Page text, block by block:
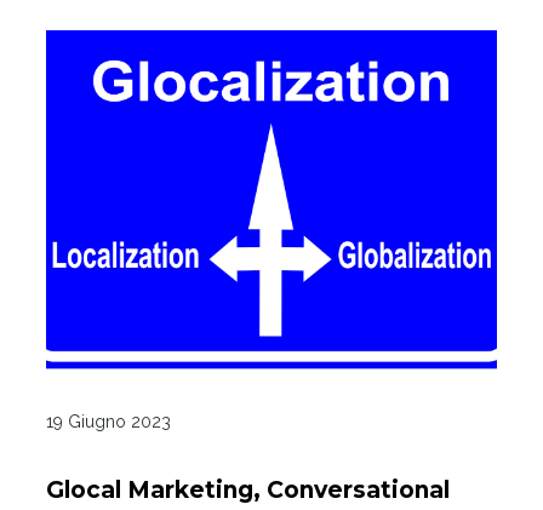
19 Giugno 2023
Glocal Marketing, Conversational